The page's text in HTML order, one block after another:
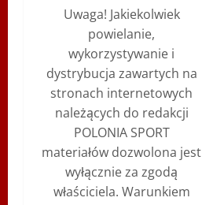
Uwaga! Jakiekolwiek
powielanie,
wykorzystywanie i
dystrybucja zawartych na
stronach internetowych
należących do redakcji
POLONIA SPORT
materiałów dozwolona jest
wyłącznie za zgodą
właściciela. Warunkiem